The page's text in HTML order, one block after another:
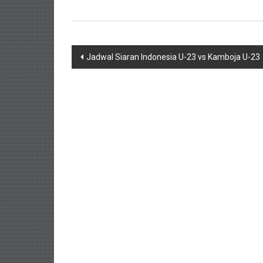
Navigasi
Jadwal Siaran Indonesia U-23 vs Kamboja U-23